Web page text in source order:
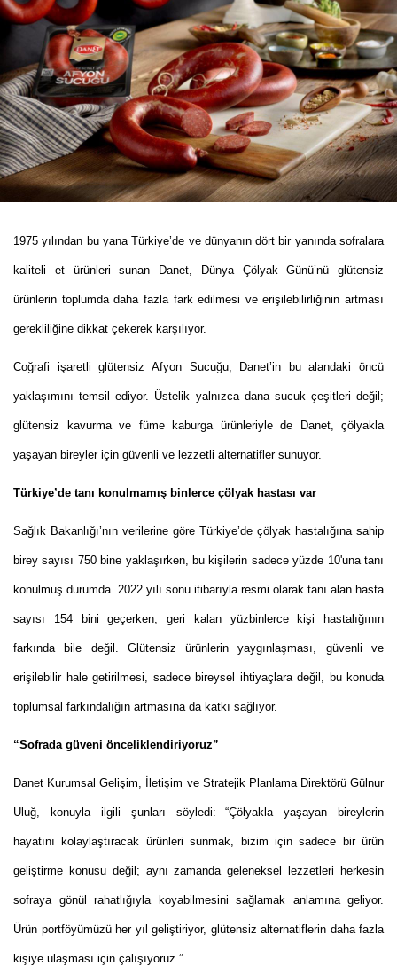
1975 yılından bu yana Türkiye’de ve dünyanın dört bir yanında sofralara
kaliteli et ürünleri sunan Danet, Dünya Çölyak Günü’nü glütensiz
ürünlerin toplumda daha fazla fark edilmesi ve erişilebilirliğinin artması
gerekliliğine dikkat çekerek karşılıyor.
Coğrafi işaretli glütensiz Afyon Sucuğu, Danet’in bu alandaki öncü
yaklaşımını temsil ediyor. Üstelik yalnızca dana sucuk çeşitleri değil;
glütensiz kavurma ve füme kaburga ürünleriyle de Danet, çölyakla
yaşayan bireyler için güvenli ve lezzetli alternatifler sunuyor.
Türkiye’de tanı konulmamış binlerce çölyak hastası var
Sağlık Bakanlığı’nın verilerine göre Türkiye’de çölyak hastalığına sahip
birey sayısı 750 bine yaklaşırken, bu kişilerin sadece yüzde 10'una tanı
konulmuş durumda. 2022 yılı sonu itibarıyla resmi olarak tanı alan hasta
sayısı 154 bini geçerken, geri kalan yüzbinlerce kişi hastalığının
farkında bile değil. Glütensiz ürünlerin yaygınlaşması, güvenli ve
erişilebilir hale getirilmesi, sadece bireysel ihtiyaçlara değil, bu konuda
toplumsal farkındalığın artmasına da katkı sağlıyor.
“Sofrada güveni önceliklendiriyoruz”
Danet Kurumsal Gelişim, İletişim ve Stratejik Planlama Direktörü Gülnur
Uluğ, konuyla ilgili şunları söyledi: “Çölyakla yaşayan bireylerin
hayatını kolaylaştıracak ürünleri sunmak, bizim için sadece bir ürün
geliştirme konusu değil; aynı zamanda geleneksel lezzetleri herkesin
sofraya gönül rahatlığıyla koyabilmesini sağlamak anlamına geliyor.
Ürün portföyümüzü her yıl geliştiriyor, glütensiz alternatiflerin daha fazla
kişiye ulaşması için çalışıyoruz.”